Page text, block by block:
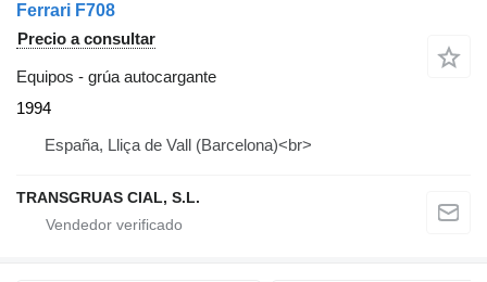
Ferrari F708
Precio a consultar
Equipos - grúa autocargante
1994
España, Lliça de Vall (Barcelona)<br>
TRANSGRUAS CIAL, S.L.